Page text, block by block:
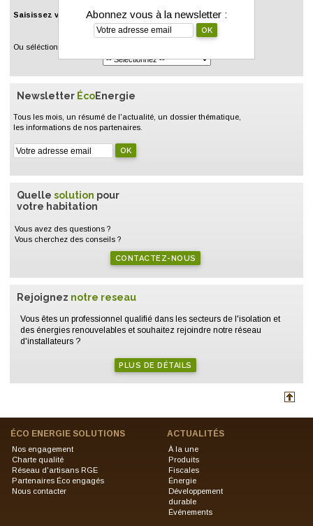
Saisissez votre code postal :
Ou séléctionnez un département :
Newsletter ÉcoEnergie
Tous les mois, un résumé de l'actualité, un dossier thématique,
les informations de nos partenaires.
Quelle solution pour
votre habitation
Vous avez des questions ?
Vous cherchez des conseils ?
CONTACTEZ-NOUS
Rejoignez notre reseau
Vous êtes un professionnel qualifié dans les secteurs de l'isolation et
des énergies renouvelables et souhaitez rejoindre notre réseau
d'installateurs ?
PLUS DE DÉTAILS
ÉCO ENERGIE SOLUTIONS
Nos engagement
Charte qualité
Réseau d'artisans RGE
Partenaires Éco engagés
Nous contacter
ACTUALITÉS
À la une
Produits
Fiscales
Énergie
Développement
durable
Événements
Abonnez vous à la newsletter :